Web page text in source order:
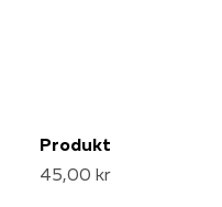
Produkt
45,00 kr